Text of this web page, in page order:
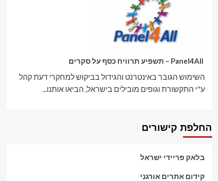
השימוש הגובר באינטרנט והגידול בביקוש למחקרי דעת קהל
ע"י התקשורת וגופים מובילים בישראל, הביאו אותנו...
החלפת קישורים
בלאק פריידי ישראל
קידום אתרים אורגני